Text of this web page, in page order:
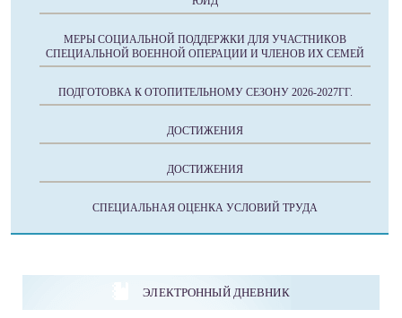
МЕРЫ СОЦИАЛЬНОЙ ПОДДЕРЖКИ ДЛЯ УЧАСТНИКОВ
СПЕЦИАЛЬНОЙ ВОЕННОЙ ОПЕРАЦИИ И ЧЛЕНОВ ИХ СЕМЕЙ
ПОДГОТОВКА К ОТОПИТЕЛЬНОМУ СЕЗОНУ 2026-2027ГГ.
ДОСТИЖЕНИЯ
ДОСТИЖЕНИЯ
СПЕЦИАЛЬНАЯ ОЦЕНКА УСЛОВИЙ ТРУДА
ЭЛЕКТРОННЫЙ ДНЕВНИК